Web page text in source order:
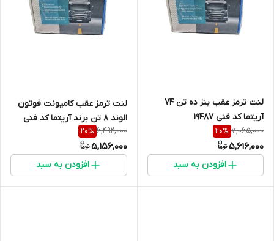
لنت ترمز عقب بنز ده تن 74
آریتما کد فنی 19487
7,065,000
20%
5,616,000
افزودن به سبد
لنت ترمز عقب کامیونت فوتون
الوند 8 تن برند آریتما کد فنی
30090
6,492,000
20%
5,156,000
افزودن به سبد